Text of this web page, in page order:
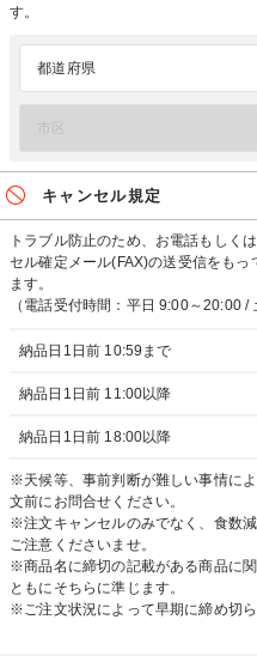
す。
キャンセル規定
トラブル防止のため、お電話もしく
セル確定メール(FAX)の送受信をも
ます。
（電話受付時間：平日 9:00～20:00 /
納品日1日前 10:59まで
納品日1日前 11:00以降
納品日1日前 18:00以降
※天候等、事前判断が難しい事情に
文前にお問合せください。
※注文キャンセルのみでなく、食数
ご注意くださいませ。
※商品名に締切の記載がある商品に
ともにそちらに準じます。
※ご注文状況によって早期に締め切